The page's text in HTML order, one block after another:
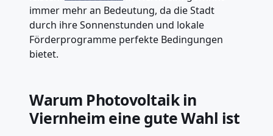
immer mehr an Bedeutung, da die Stadt
durch ihre Sonnenstunden und lokale
Förderprogramme perfekte Bedingungen
bietet.
Warum Photovoltaik in
Viernheim eine gute Wahl ist